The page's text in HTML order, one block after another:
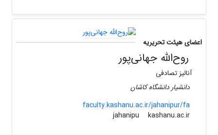
اعضای هیئت تحریریه
روح‌الله جهانی‌پور
آنالیز تصادفی
دانشیار دانشگاه کاشان
faculty.kashanu.ac.ir/jahanipur/fa
jahanipu
kashanu.ac.ir